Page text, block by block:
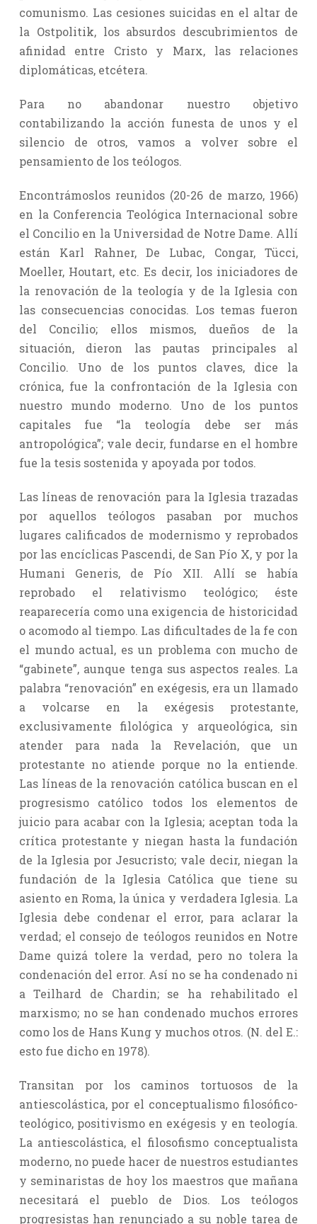
comunismo. Las cesiones suicidas en el altar de
la Ostpolitik, los absurdos descubrimientos de
afinidad entre Cristo y Marx, las relaciones
diplomáticas, etcétera.
Para no abandonar nuestro objetivo
contabilizando la acción funesta de unos y el
silencio de otros, vamos a volver sobre el
pensamiento de los teólogos.
Encontrámoslos reunidos (20-26 de marzo, 1966)
en la Conferencia Teológica Internacional sobre
el Concilio en la Universidad de Notre Dame. Allí
están Karl Rahner, De Lubac, Congar, Tücci,
Moeller, Houtart, etc. Es decir, los iniciadores de
la renovación de la teología y de la Iglesia con
las consecuencias conocidas. Los temas fueron
del Concilio; ellos mismos, dueños de la
situación, dieron las pautas principales al
Concilio. Uno de los puntos claves, dice la
crónica, fue la confrontación de la Iglesia con
nuestro mundo moderno. Uno de los puntos
capitales fue “la teología debe ser más
antropológica”; vale decir, fundarse en el hombre
fue la tesis sostenida y apoyada por todos.
Las líneas de renovación para la Iglesia trazadas
por aquellos teólogos pasaban por muchos
lugares calificados de modernismo y reprobados
por las encíclicas Pascendi, de San Pío X, y por la
Humani Generis, de Pío XII. Allí se había
reprobado el relativismo teológico; éste
reaparecería como una exigencia de historicidad
o acomodo al tiempo. Las dificultades de la fe con
el mundo actual, es un problema con mucho de
“gabinete”, aunque tenga sus aspectos reales. La
palabra “renovación” en exégesis, era un llamado
a volcarse en la exégesis protestante,
exclusivamente filológica y arqueológica, sin
atender para nada la Revelación, que un
protestante no atiende porque no la entiende.
Las líneas de la renovación católica buscan en el
progresismo católico todos los elementos de
juicio para acabar con la Iglesia; aceptan toda la
crítica protestante y niegan hasta la fundación
de la Iglesia por Jesucristo; vale decir, niegan la
fundación de la Iglesia Católica que tiene su
asiento en Roma, la única y verdadera Iglesia. La
Iglesia debe condenar el error, para aclarar la
verdad; el consejo de teólogos reunidos en Notre
Dame quizá tolere la verdad, pero no tolera la
condenación del error. Así no se ha condenado ni
a Teilhard de Chardin; se ha rehabilitado el
marxismo; no se han condenado muchos errores
como los de Hans Kung y muchos otros. (N. del E.:
esto fue dicho en 1978).
Transitan por los caminos tortuosos de la
antiescolástica, por el conceptualismo filosófico-
teológico, positivismo en exégesis y en teología.
La antiescolástica, el filosofismo conceptualista
moderno, no puede hacer de nuestros estudiantes
y seminaristas de hoy los maestros que mañana
necesitará el pueblo de Dios. Los teólogos
progresistas han renunciado a su noble tarea de